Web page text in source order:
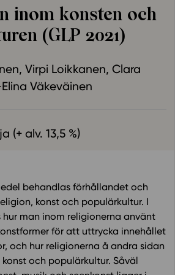
tekoälyn käyttöön
inom konsten och
(GLP 2021)
Virpi Loikkanen Clara
Väkeväinen
(+ alv. 13,5 %)
behandlas förhållandet och
konst och populärkultur. I
man inom religionerna använt
för att uttrycka innehållet
och hur religionerna å andra sidan
och populärkultur. Såväl